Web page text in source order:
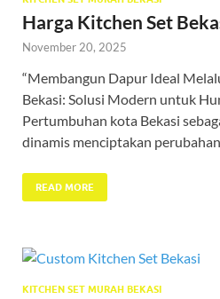
Harga Kitchen Set
November 20, 2025
“Membangun Dapur Ideal
Bekasi: Solusi Modern untuk
Pertumbuhan kota Bekasi
dinamis menciptakan perubahan
READ MORE
KITCHEN SET MURAH BEKASI